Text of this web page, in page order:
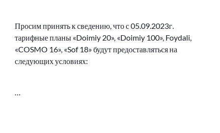
Просим принять к сведению, что с 05.09.2023г.
тарифные планы «Doimiy 20», «Doimiy 100», Foydali,
«COSMO 16», «Sof 18» будут предоставляться на
следующих условиях:
…